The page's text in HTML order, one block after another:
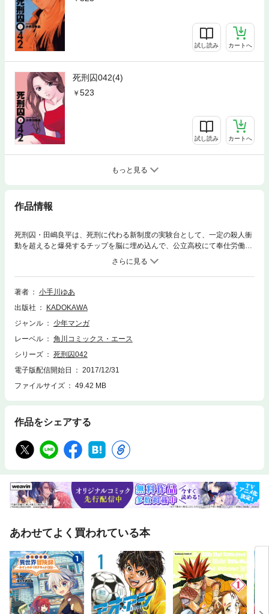
試し読み カートへ
死刑囚042(4)
523
試し読み カートへ
もっと見る
作品情報
死刑囚・田嶋良平は、死刑に代わる新制度の実験台として、一定の殺人衝
動を超えると爆発するチップを脳に埋め込んで、公立高校にて奉仕労働し
ている。データが十分集まったとして、田嶋の学校での実験は終了した。
しかし、次の被験者である053号のチップが爆発してしまい…。田嶋に運
命の刻が迫る！
著者
小手川ゆあ
出版社
KADOKAWA
ジャンル
少年マンガ
レーベル
角川コミックス・エース
シリーズ
死刑囚042
電子版配信開始日
2017/12/31
ファイルサイズ
49.42 MB
作品をシェアする
あわせてよく買われている本